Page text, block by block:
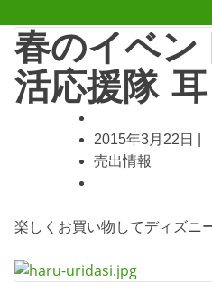
春のイベ
活応援隊
2015年3月22日
売出情報
楽しくお買い物してディズニ